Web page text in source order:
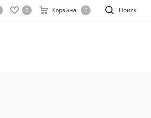
Поиск
0 Корзина 0